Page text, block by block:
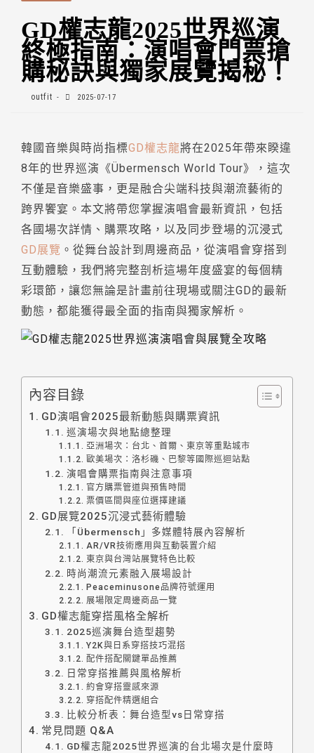
GD權志龍2025世界巡演
終極指南：演唱會門票搶
購秘訣與獨家展覽揭秘！
outfit 2025-07-17
韓國音樂與時尚指標GD權志龍將在2025年帶來睽違
8年的世界巡演《Übermensch World Tour》，這次
不僅是音樂盛事，更是融合尖端科技與潮流藝術的
跨界饗宴。本文將帶您掌握演唱會最新資訊，包括
各國場次詳情、購票攻略，以及同步登場的沉浸式
GD展覽 。從舞台設計到周邊商品，從演唱會穿搭到
互動體驗，我們將完整剖析這場年度盛宴的每個精
彩環節，讓您無論是計畫前往現場或關注GD的最新
動態，都能獲得最全面的指南與獨家解析。
內容目錄
GD演唱會2025最新動態與購票資訊
巡演場次與地點總整理
亞洲場次：台北、首爾、東京等重點城市
歐美場次：洛杉磯、巴黎等國際巡迴站點
演唱會購票指南與注意事項
官方購票管道與預售時間
票價區間與座位選擇建議
GD展覽2025沉浸式藝術體驗
「Übermensch」多媒體特展內容解析
AR/VR技術應用與互動裝置介紹
東京與台灣站展覽特色比較
時尚潮流元素融入展場設計
Peaceminusone品牌符號運用
展場限定周邊商品一覽
GD權志龍穿搭風格全解析
2025巡演舞台造型趨勢
Y2K與日系穿搭技巧混搭
配件搭配關鍵單品推薦
日常穿搭推薦與風格解析
約會穿搭靈感來源
穿搭配件精選組合
比較分析表：舞台造型vs日常穿搭
常見問題 Q&A
GD權志龍2025世界巡演的台北場次是什麼時